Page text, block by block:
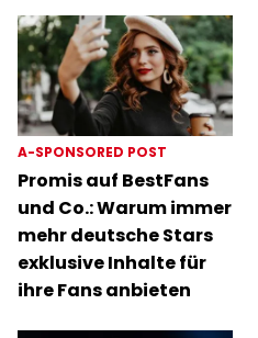
A-SPONSORED POST
Promis auf BestFans
und Co.: Warum immer
mehr deutsche Stars
exklusive Inhalte für
ihre Fans anbieten